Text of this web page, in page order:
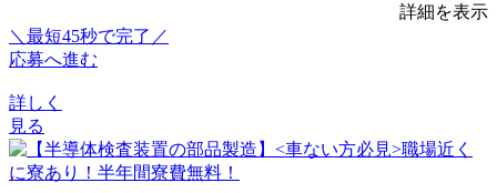
詳細を表示
＼最短45秒で完了／
応募へ進む
詳しく
見る